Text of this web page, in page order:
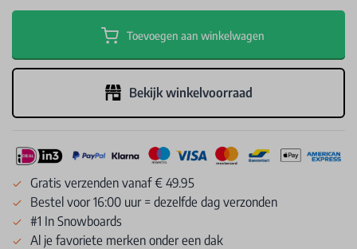
Toevoegen aan winkelwagen
Bekijk winkelvoorraad
Gratis verzenden vanaf € 49.95
Bestel voor 16:00 uur = dezelfde dag verzonden
#1 In Snowboards
Al je favoriete merken onder een dak